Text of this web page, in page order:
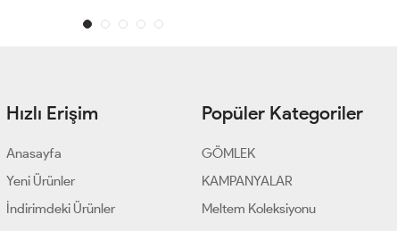
Hızlı Erişim
Anasayfa
Yeni Ürünler
İndirimdeki Ürünler
Popüler Kategoriler
GÖMLEK
KAMPANYALAR
Meltem Koleksiyonu